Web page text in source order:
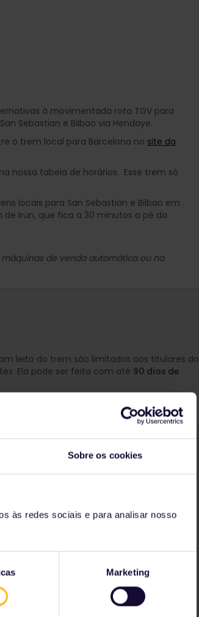
Sobre os cookies
às redes sociais e para analisar nosso
Marketing
à movimentada rota TGV para
Sebastian e Bilbao via Hendaye.
o trem local para Barcelona no site da
nossa tabela de horários. Esse trem só
locais para San Sebastian e Bilbao em
de Irun, que fica a 30 minutos a pé da
máquinas de venda automática ou na
leito do trem são limitados aos titulares do
Ela pode ser feita com até 90 dias de
das seguintes formas: